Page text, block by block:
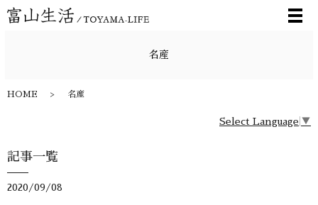
メ
名産
HOME 名産
Select Language ▼
記事一覧
2020/09/08